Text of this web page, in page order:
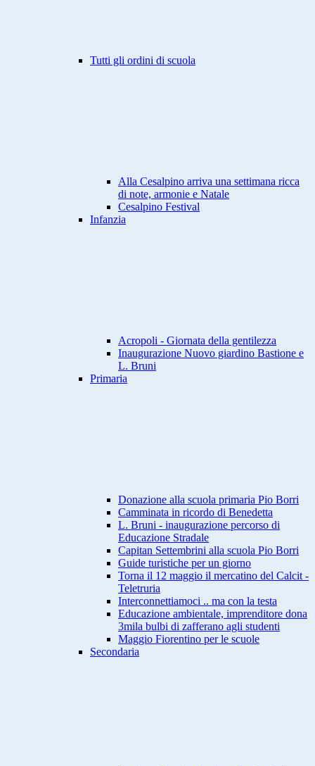
Tutti gli ordini di scuola
Alla Cesalpino arriva una settimana ricca
di note, armonie e Natale
Cesalpino Festival
Infanzia
Acropoli - Giornata della gentilezza
Inaugurazione Nuovo giardino Bastione e
L. Bruni
Primaria
Donazione alla scuola primaria Pio Borri
Camminata in ricordo di Benedetta
L. Bruni - inaugurazione percorso di
Educazione Stradale
Capitan Settembrini alla scuola Pio Borri
Guide turistiche per un giorno
Torna il 12 maggio il mercatino del Calcit -
Teletruria
Interconnettiamoci .. ma con la testa
Educazione ambientale, imprenditore dona
3mila bulbi di zafferano agli studenti
Maggio Fiorentino per le scuole
Secondaria